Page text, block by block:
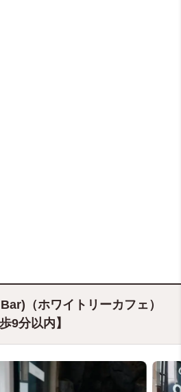
（ホワイトリーカフェ）
9分以内】